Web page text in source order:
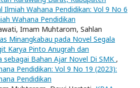
Ilmiah Wahana Pendidikan: Vol 9 No 6
Wahana Pendidikan
Imam Muhtarom, Sahlan
Minangkabau pada Novel Segala
Karya Pinto Anugrah dan
sebagai Bahan Ajar Novel Di SMK ,
Pendidikan: Vol 9 No 19 (2023):
Pendidikan